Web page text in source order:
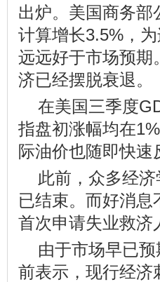
出炉。美国商务部
计算增长3.5%，
远远好于市场预期
济已经摆脱衰退。
在美国三季度
指盘初涨幅均在
际油价也随即快速
此前，众多经
已结束。而好消
首次申请失业救济
由于市场早已
前表示，现行经济